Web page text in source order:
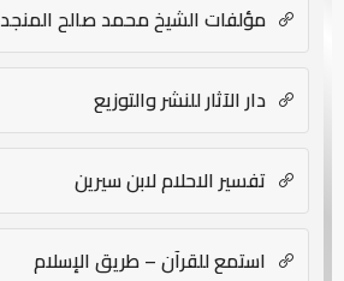
مؤلفات الشيخ محمد صالح المنجد
دار الآثار للنشر والتوزيع
تفسير الاحلام لابن سيرين
استمع للقرآن – طريق الإسلام